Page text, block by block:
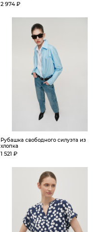
2 974 ₽
Рубашка свободного силуэта из
хлопка
1 521 ₽